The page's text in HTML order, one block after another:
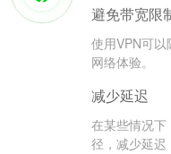
避免带宽限
使用VPN可
网络体验。
减少延迟
在某些情况下
径，减少延迟